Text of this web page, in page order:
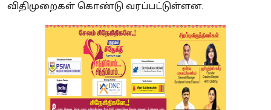
விதிமுறைகள் கொண்டு வரப்பட்டுள்ளன.